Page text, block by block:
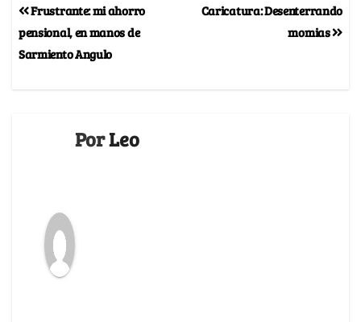
Caricatura: Desenterrando
momias
Frustrante: mi ahorro
pensional, en manos de
Sarmiento Angulo
PorLeo